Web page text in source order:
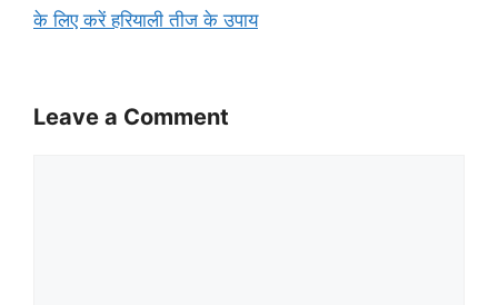
के लिए करें हरियाली तीज के उपाय
Leave a Comment